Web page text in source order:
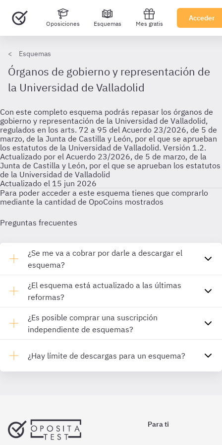
Oposiciones Esquemas Mes gratis
Acceder
Esquemas
Órganos de gobierno y representación de
la Universidad de Valladolid
Con este completo esquema podrás repasar los órganos de
gobierno y representación de la Universidad de Valladolid,
regulados en los arts. 72 a 95 del Acuerdo 23/2026, de 5 de
marzo, de la Junta de Castilla y León, por el que se aprueban
los estatutos de la Universidad de Valladolid. Versión 1.2.
Actualizado por el Acuerdo 23/2026, de 5 de marzo, de la
Junta de Castilla y León, por el que se aprueban los estatutos
de la Universidad de Valladolid
Actualizado el 15 jun 2026
Para poder acceder a este esquema tienes que comprarlo
mediante la cantidad de OpoCoins mostrados
Preguntas frecuentes
¿Se me va a cobrar por darle a descargar el
esquema?
¿El esquema está actualizado a las últimas
reformas?
¿Es posible comprar una suscripción
independiente de esquemas?
¿Hay límite de descargas para un esquema?
Para ti